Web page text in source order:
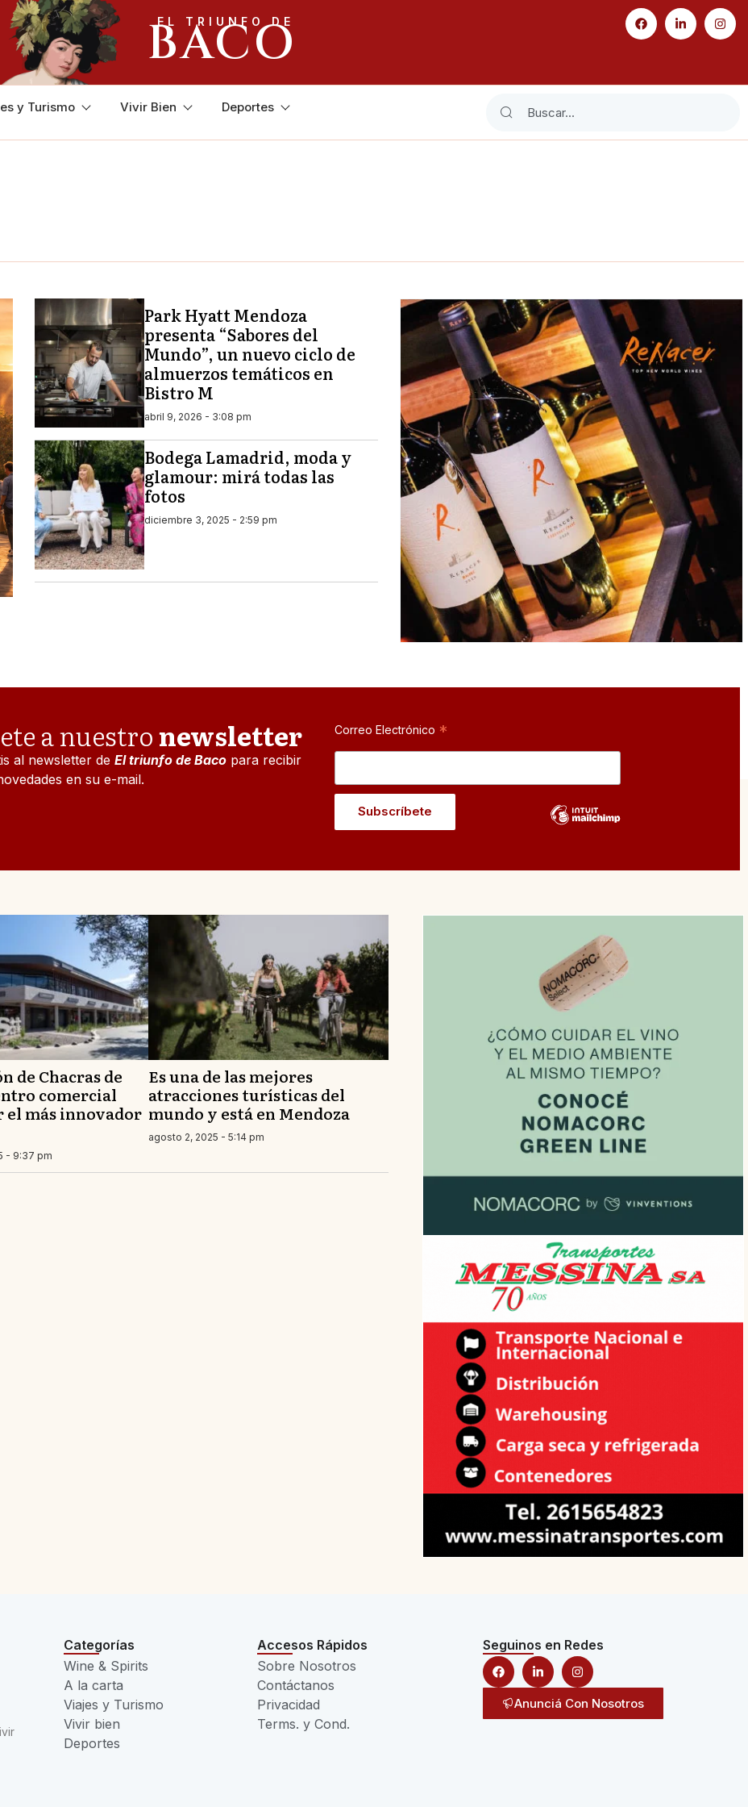
EL TRIUNFO DE
BACO
y Turismo Vivir Bien Deportes
Park Hyatt Mendoza
presenta “Sabores del
Mundo”, un nuevo ciclo de
almuerzos temáticos en
Bistro M
abril 9, 2026 - 3:08 pm
Bodega Lamadrid, moda y
glamour: mirá todas las
fotos
diciembre 3, 2025 - 2:59 pm
a nuestronewsletter
al newsletter deEl triunfo de Baco para recibir
en su e-mail.
Correo Electrónico *
de Chacras de
comercial
el más innovador
- 9:37 pm
Es una de las mejores
atracciones turísticas del
mundo y está en Mendoza
agosto 2, 2025 - 5:14 pm
Categorías
Wine & Spirits
A la carta
Viajes y Turismo
Vivir bien
Deportes
Accesos Rápidos
Sobre Nosotros
Contáctanos
Privacidad
Terms. y Cond.
Seguinos en Redes
Anunciá Con Nosotros